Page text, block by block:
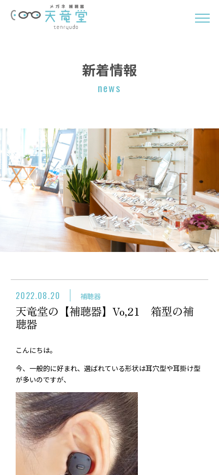
新着情報
news
2022.08.20 補聴器
天竜堂の【補聴器】Vo,21 箱型の補
聴器
こんにちは。
今、一般的に好まれ、選ばれている形状は耳穴型や耳掛け型
が多いのですが、